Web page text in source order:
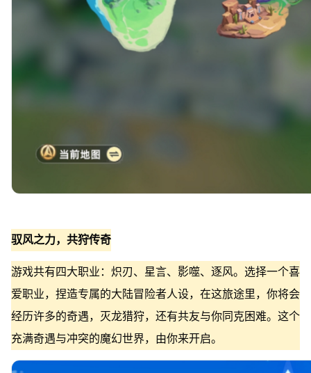
驭风之力，共狩传奇
游戏共有四大职业：炽刃、星言、影噬、逐风。选择一个喜
爱职业，捏造专属的大陆冒险者人设，在这旅途里，你将会
经历许多的奇遇，灭龙猎狩，还有共友与你同克困难。这个
充满奇遇与冲突的魔幻世界，由你来开启。